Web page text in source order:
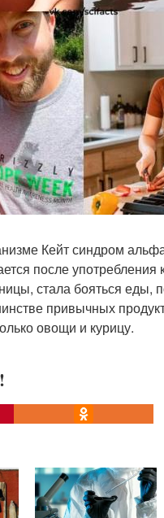
Кейт синдром
после
стала бояться
привычных
овощи и курицу.